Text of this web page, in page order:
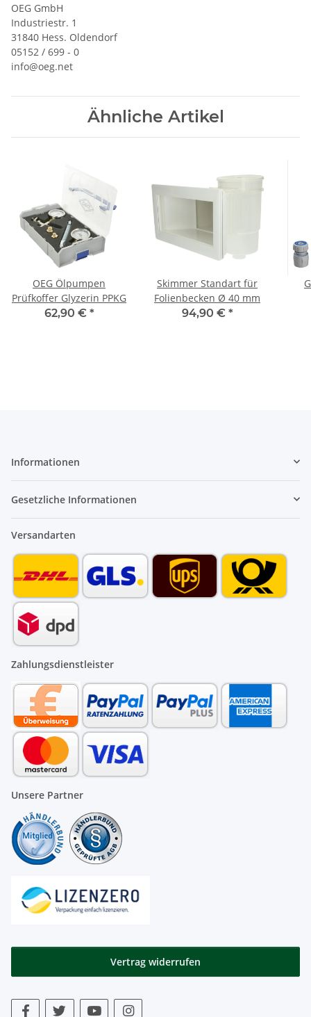
OEG GmbH
Industriestr. 1
31840 Hess. Oldendorf
05152 / 699 - 0
info@oeg.net
Ähnliche Artikel
OEG Ölpumpen
Prüfkoffer Glyzerin PPKG
62,90 € *
Skimmer Standart für
Folienbecken Ø 40 mm
94,90 € *
Informationen
Gesetzliche Informationen
Versandarten
Zahlungsdienstleister
Unsere Partner
Vertrag widerrufen